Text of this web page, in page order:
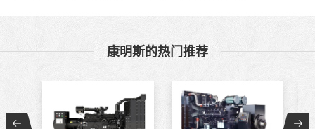
康明斯的热门推荐